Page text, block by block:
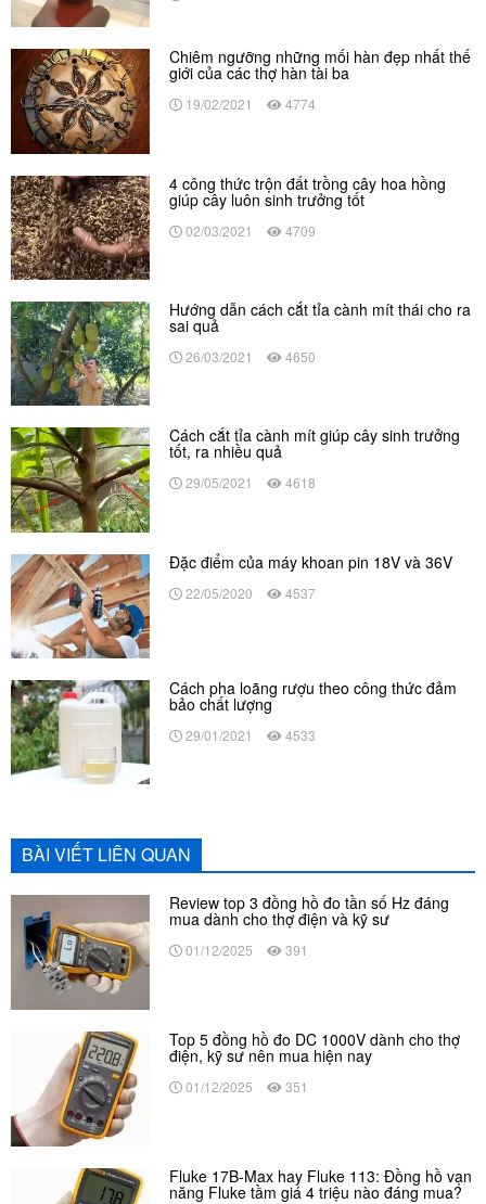
Chiêm ngưỡng những mối hàn đẹp nhất thế
giới của các thợ hàn tài ba
19/02/2021 4774
4 công thức trộn đất trồng cây hoa hồng
giúp cây luôn sinh trưởng tốt
02/03/2021 4709
Hướng dẫn cách cắt tỉa cành mít thái cho ra
sai quả
26/03/2021 4650
Cách cắt tỉa cành mít giúp cây sinh trưởng
tốt, ra nhiều quả
29/05/2021 4618
Đặc điểm của máy khoan pin 18V và 36V
22/05/2020 4537
Cách pha loãng rượu theo công thức đảm
bảo chất lượng
29/01/2021 4533
BÀI VIẾT LIÊN QUAN
Review top 3 đồng hồ đo tần số Hz đáng
mua dành cho thợ điện và kỹ sư
01/12/2025 391
Top 5 đồng hồ đo DC 1000V dành cho thợ
điện, kỹ sư nên mua hiện nay
01/12/2025 351
Fluke 17B-Max hay Fluke 113: Đồng hồ vạn
năng Fluke tầm giá 4 triệu nào đáng mua?